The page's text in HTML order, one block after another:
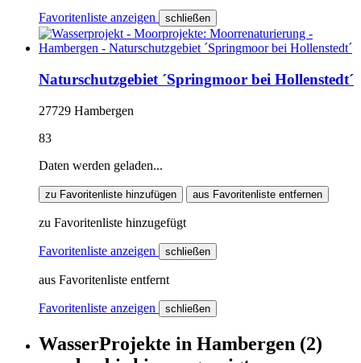
Favoritenliste anzeigen schließen
Naturschutzgebiet ´Springmoor bei Hollenstedt´
27729 Hambergen
83
Daten werden geladen...
zu Favoritenliste hinzufügen aus Favoritenliste entfernen
zu Favoritenliste hinzugefügt
Favoritenliste anzeigen schließen
aus Favoritenliste entfernt
Favoritenliste anzeigen schließen
WasserProjekte in Hambergen (2)